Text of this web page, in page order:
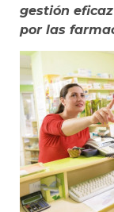
gestión
por las